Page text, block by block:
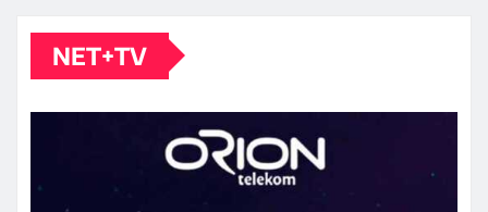
NET+TV